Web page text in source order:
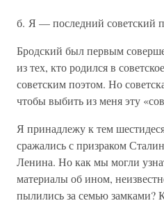
б. Я — последний советский
Бродский был первым
из тех, кто родился в
советским поэтом. Но
чтобы выбить из меня эту
Я принадлежу к тем
сражались с призраком
Ленина. Но как мы могли
материалы об ином,
пылились за семью замками?